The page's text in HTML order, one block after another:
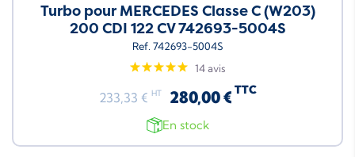
Turbo pour MERCEDES Classe C (W203)
200 CDI 122 CV 742693-5004S
Ref. 742693-5004S
14 avis
233,33 € HT 280,00 € TTC
En stock